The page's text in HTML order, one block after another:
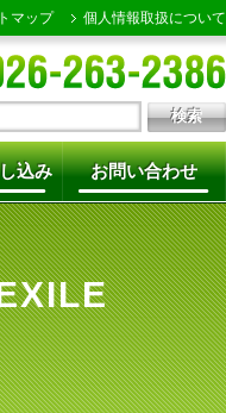
マップ 個人情報取扱について
込み お問い合わせ